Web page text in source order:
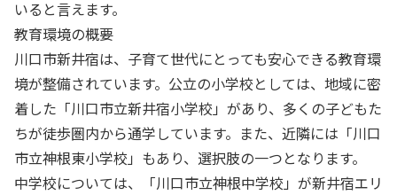
いると言えます。
教育環境の概要
川口市新井宿は、子育て世代にとっても安心できる教育環
境が整備されています。公立の小学校としては、地域に密
着した「川口市立新井宿小学校」があり、多くの子どもた
ちが徒歩圏内から通学しています。また、近隣には「川口
市立神根東小学校」もあり、選択肢の一つとなります。
中学校については、「川口市立神根中学校」が新井宿エリ